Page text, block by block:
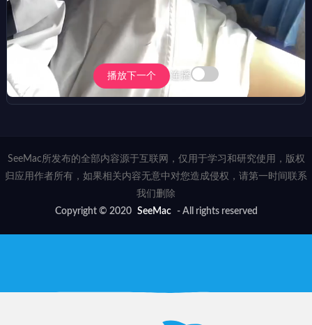
播放下一个 连播
SeeMac所发布的全部内容源于互联网，仅用于学习和研究使用，版权
归应用作者所有，如果相关内容无意中对您造成侵权，请第一时间联系
我们删除
Copyright © 2020 SeeMac - All rights reserved